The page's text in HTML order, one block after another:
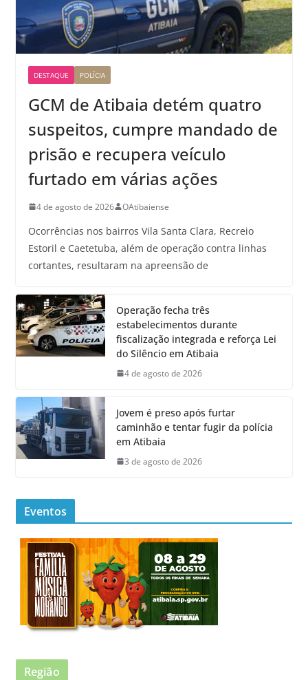
DESTAQUE POLÍCIA
GCM de Atibaia detém quatro
suspeitos, cumpre mandado de
prisão e recupera veículo
furtado em várias ações
4 de agosto de 2026 OAtibaiense
Ocorrências nos bairros Vila Santa Clara, Recreio
Estoril e Caetetuba, além de operação contra linhas
cortantes, resultaram na apreensão de
Operação fecha três
estabelecimentos durante
fiscalização integrada e reforça Lei
do Silêncio em Atibaia
4 de agosto de 2026
Jovem é preso após furtar
caminhão e tentar fugir da polícia
em Atibaia
3 de agosto de 2026
Eventos
Região